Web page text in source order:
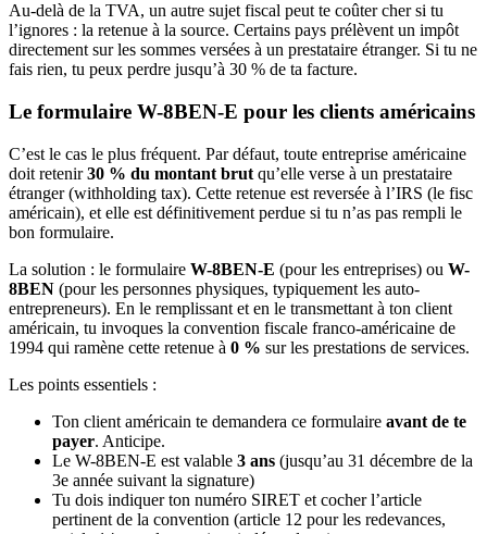
Au-delà de la TVA, un autre sujet fiscal peut te coûter cher si tu
l’ignores : la retenue à la source. Certains pays prélèvent un impôt
directement sur les sommes versées à un prestataire étranger. Si tu ne
fais rien, tu peux perdre jusqu’à 30 % de ta facture.
Le formulaire W-8BEN-E pour les clients américains
C’est le cas le plus fréquent. Par défaut, toute entreprise américaine
doit retenir30 % du montant brut qu’elle verse à un prestataire
étranger (withholding tax). Cette retenue est reversée à l’IRS (le fisc
américain), et elle est définitivement perdue si tu n’as pas rempli le
bon formulaire.
La solution : le formulaire W-8BEN-E (pour les entreprises) ou W-
8BEN (pour les personnes physiques, typiquement les auto-
entrepreneurs). En le remplissant et en le transmettant à ton client
américain, tu invoques la convention fiscale franco-américaine de
1994 qui ramène cette retenue à 0 % sur les prestations de services.
Les points essentiels :
Ton client américain te demandera ce formulaire avant de te
payer. Anticipe.
Le W-8BEN-E est valable 3 ans (jusqu’au 31 décembre de la
3e année suivant la signature)
Tu dois indiquer ton numéro SIRET et cocher l’article
pertinent de la convention (article 12 pour les redevances,